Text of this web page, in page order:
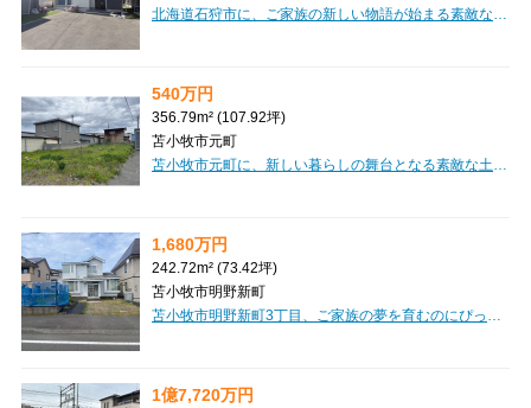
540万円
356.79m² (107.92坪)
苫小牧市元町
1,680万円
242.72m² (73.42坪)
苫小牧市明野新町
1億7,720万円